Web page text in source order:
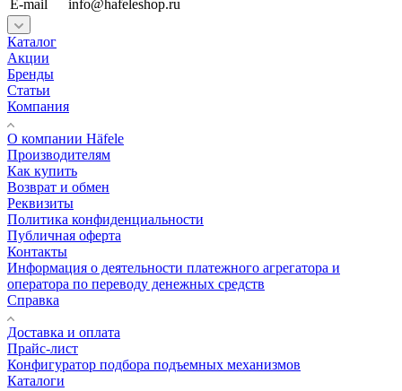
E-mail
info@hafeleshop.ru
Каталог
Акции
Бренды
Статьи
Компания
О компании Häfele
Производителям
Как купить
Возврат и обмен
Реквизиты
Политика конфиденциальности
Публичная оферта
Контакты
Информация о деятельности платежного агрегатора и
оператора по переводу денежных средств
Справка
Доставка и оплата
Прайс-лист
Конфигуратор подбора подъемных механизмов
Каталоги